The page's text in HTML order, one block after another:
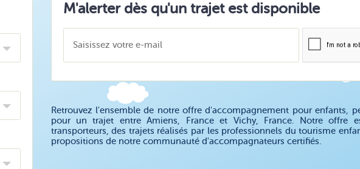
M'alerter dès qu'un trajet est disponible
Retrouvez l'ensemble de notre offre d'accompagnement pour enfants,
pour un trajet entre Amiens, France et Vichy, France. Notre offre
transporteurs, des trajets réalisés par les professionnels du tourisme
propositions de notre communauté d'accompagnateurs certifiés.